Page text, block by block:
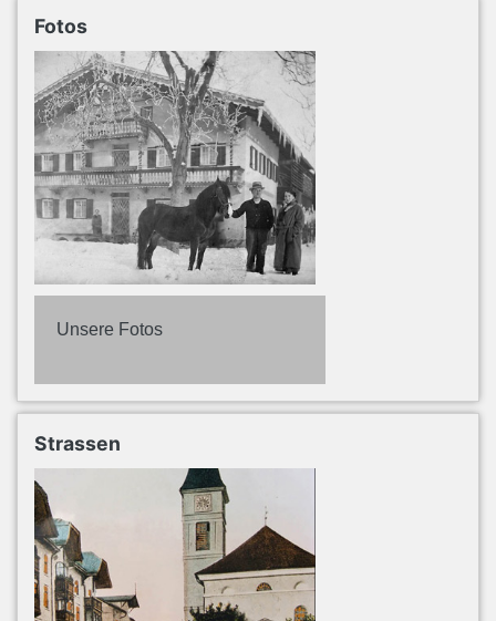
Fotos
Unsere Fotos
Strassen